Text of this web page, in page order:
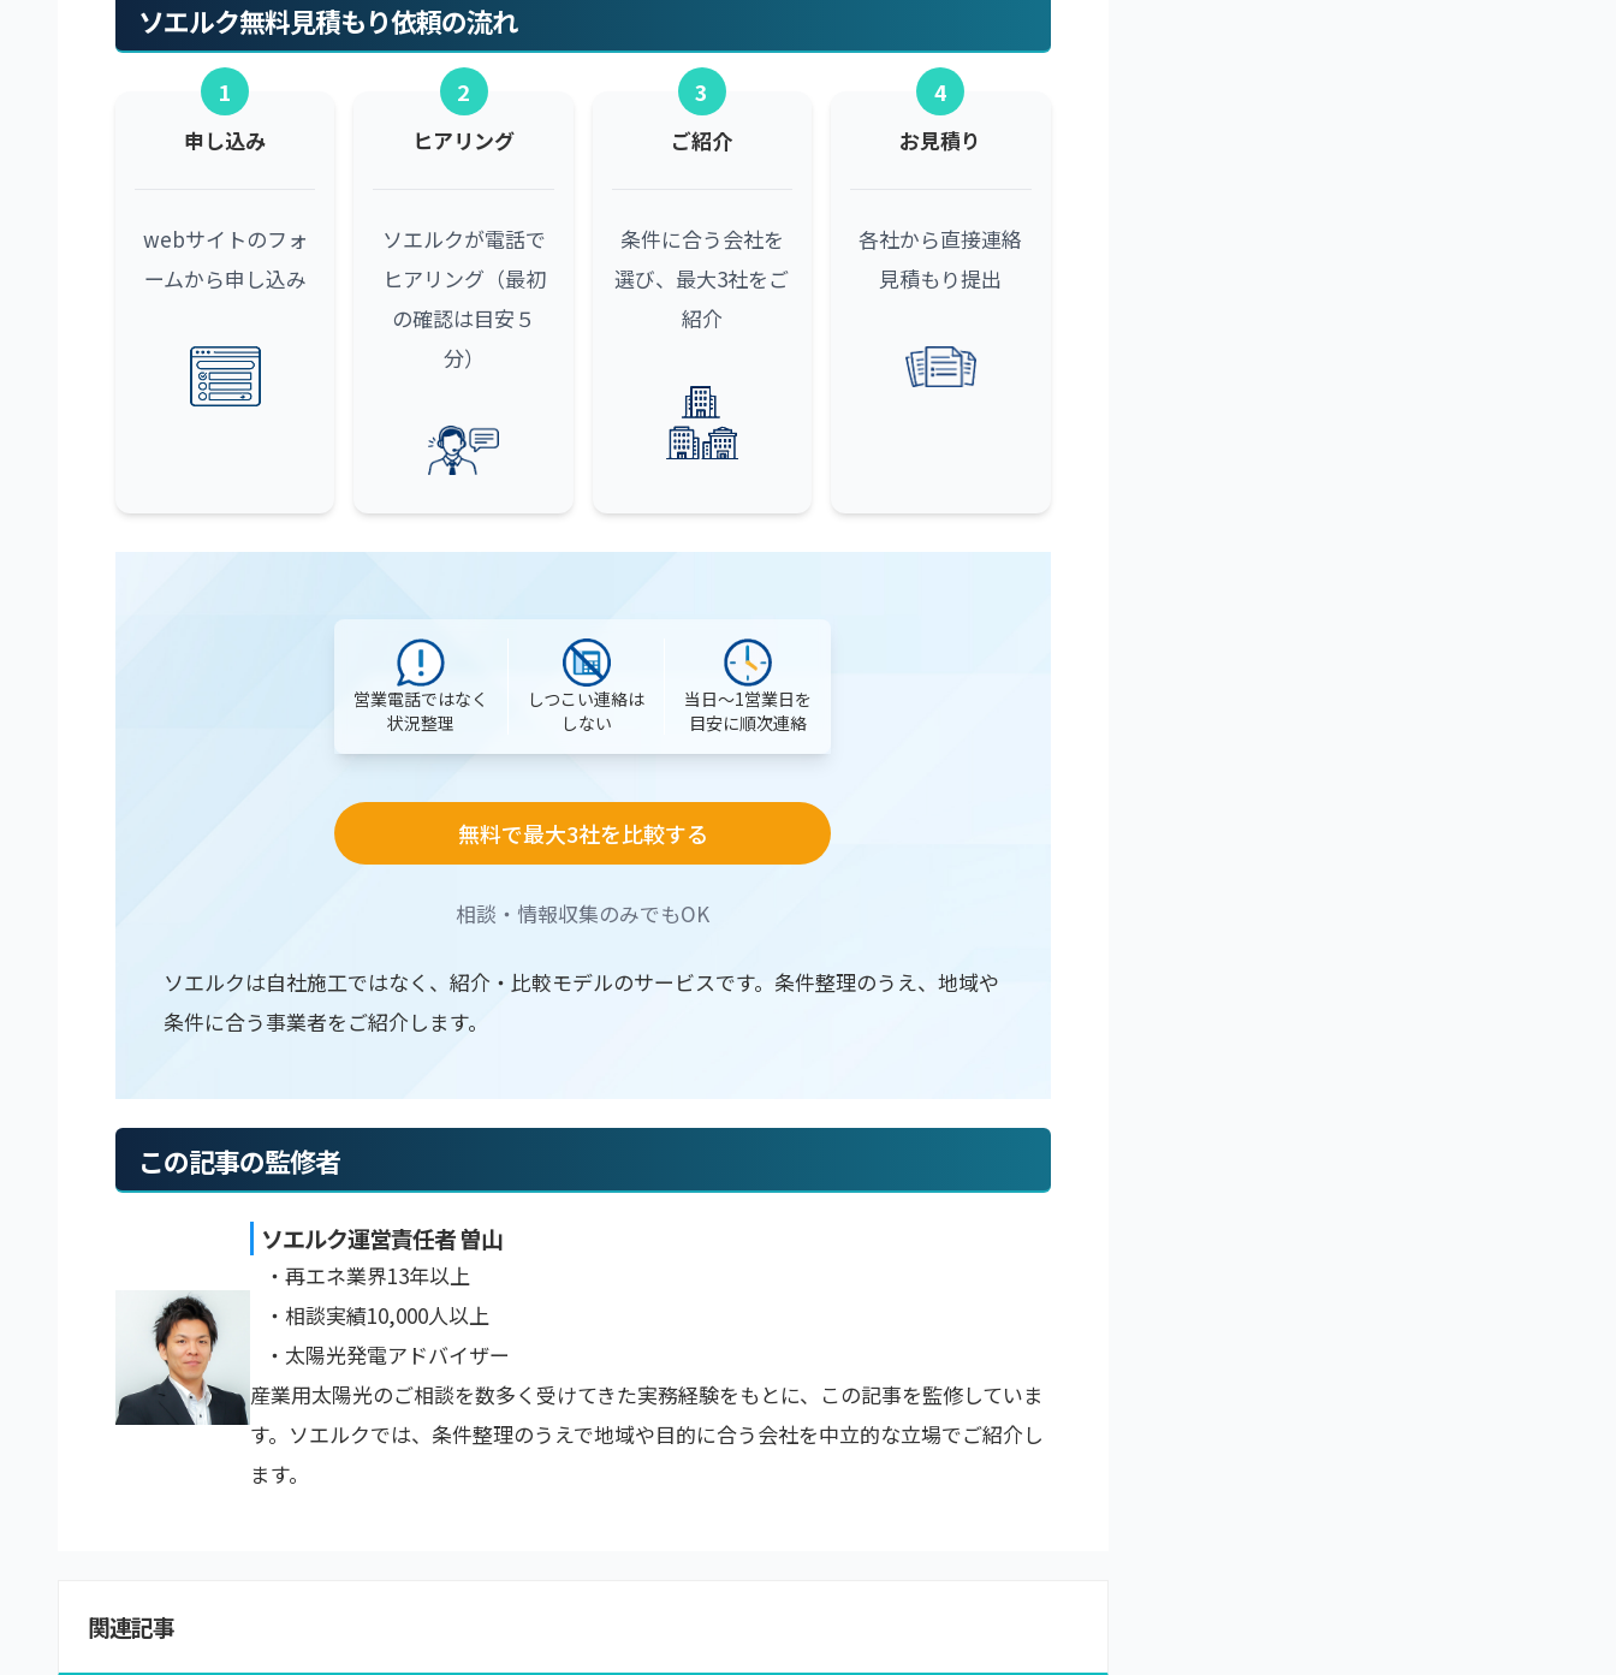
ソエルク無料見積もり依頼の流れ
1
申し込み
webサイトのフォ
ームから申し込み
2
ヒアリング
ソエルクが電話で
ヒアリング（最初
の確認は目安５
分）
3
ご紹介
条件に合う会社を
選び、最大3社をご
紹介
4
お見積り
各社から直接連絡
見積もり提出
営業電話ではなく
状況整理
しつこい連絡は
しない
当日〜1営業日を
目安に順次連絡
無料で最大3社を比較する
相談・情報収集のみでもOK
ソエルクは自社施工ではなく、紹介・比較モデルのサービスです。条件整理のうえ、地域や
条件に合う事業者をご紹介します。
この記事の監修者
ソエルク運営責任者 曽山
・再エネ業界13年以上
・相談実績10,000人以上
・太陽光発電アドバイザー
産業用太陽光のご相談を数多く受けてきた実務経験をもとに、この記事を監修していま
す。ソエルクでは、条件整理のうえで地域や目的に合う会社を中立的な立場でご紹介し
ます。
関連記事